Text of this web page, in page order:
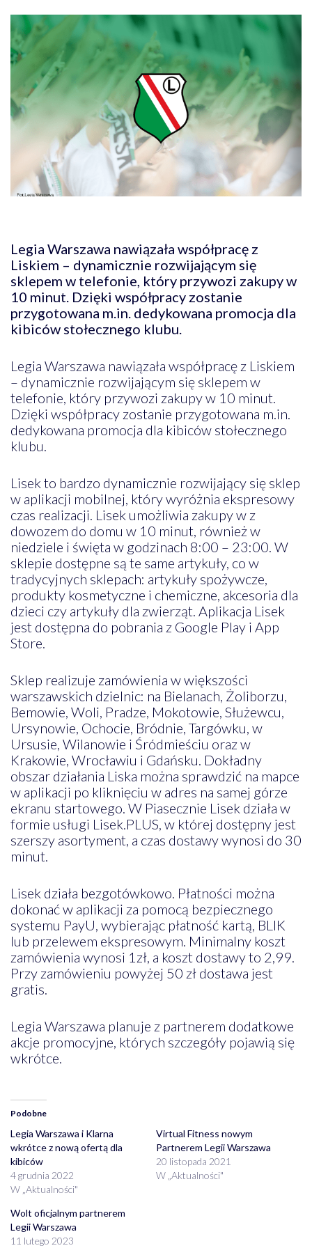
Legia Warszawa nawiązała współpracę z
Liskiem – dynamicznie rozwijającym się
sklepem w telefonie, który przywozi zakupy w
10 minut. Dzięki współpracy zostanie
przygotowana m.in. dedykowana promocja dla
kibiców stołecznego klubu.
Legia Warszawa nawiązała współpracę z Liskiem
– dynamicznie rozwijającym się sklepem w
telefonie, który przywozi zakupy w 10 minut.
Dzięki współpracy zostanie przygotowana m.in.
dedykowana promocja dla kibiców stołecznego
klubu.
Lisek to bardzo dynamicznie rozwijający się sklep
w aplikacji mobilnej, który wyróżnia ekspresowy
czas realizacji. Lisek umożliwia zakupy w z
dowozem do domu w 10 minut, również w
niedziele i święta w godzinach 8:00 – 23:00. W
sklepie dostępne są te same artykuły, co w
tradycyjnych sklepach: artykuły spożywcze,
produkty kosmetyczne i chemiczne, akcesoria dla
dzieci czy artykuły dla zwierząt. Aplikacja Lisek
jest dostępna do pobrania z Google Play i App
Store.
Sklep realizuje zamówienia w większości
warszawskich dzielnic: na Bielanach, Żoliborzu,
Bemowie, Woli, Pradze, Mokotowie, Służewcu,
Ursynowie, Ochocie, Bródnie, Targówku, w
Ursusie, Wilanowie i Śródmieściu oraz w
Krakowie, Wrocławiu i Gdańsku. Dokładny
obszar działania Liska można sprawdzić na mapce
w aplikacji po kliknięciu w adres na samej górze
ekranu startowego. W Piasecznie Lisek działa w
formie usługi Lisek.PLUS, w której dostępny jest
szerszy asortyment, a czas dostawy wynosi do 30
minut.
Lisek działa bezgotówkowo. Płatności można
dokonać w aplikacji za pomocą bezpiecznego
systemu PayU, wybierając płatność kartą, BLIK
lub przelewem ekspresowym. Minimalny koszt
zamówienia wynosi 1zł, a koszt dostawy to 2,99.
Przy zamówieniu powyżej 50 zł dostawa jest
gratis.
Legia Warszawa planuje z partnerem dodatkowe
akcje promocyjne, których szczegóły pojawią się
wkrótce.
Podobne
Legia Warszawa i Klarna
wkrótce z nową ofertą dla
kibiców
4 grudnia 2022
W „Aktualności"
Virtual Fitness nowym
Partnerem Legii Warszawa
20 listopada 2021
W „Aktualności"
Wolt oficjalnym partnerem
Legii Warszawa
11 lutego 2023